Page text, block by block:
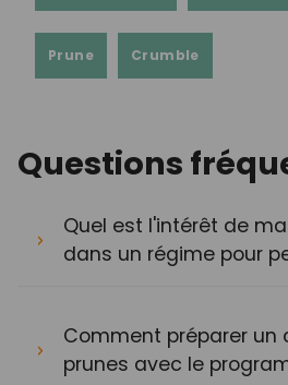
Prune Crumble
Questions
Quel est l'intérêt de
dans un régime pour
Comment préparer un
prunes avec le